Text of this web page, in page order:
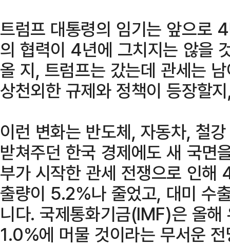
트럼프 대통령의 임기는 앞으로
의 협력이 4년에 그치지는 않을
올 지, 트럼프는 갔는데 관세는
상천외한 규제와 정책이 등장할
이런 변화는 반도체, 자동차, 철
받쳐주던 한국 경제에도 새 국면
부가 시작한 관세 전쟁으로 인해
출량이 5.2%나 줄었고, 대미 수
니다. 국제통화기금(IMF)은 올해
1.0%에 머물 것이라는 무서운